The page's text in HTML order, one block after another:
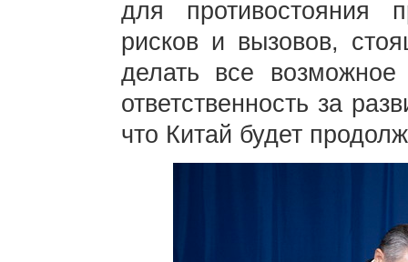
для противостояния
рисков и вызовов,
делать все
ответственность за
что Китай будет